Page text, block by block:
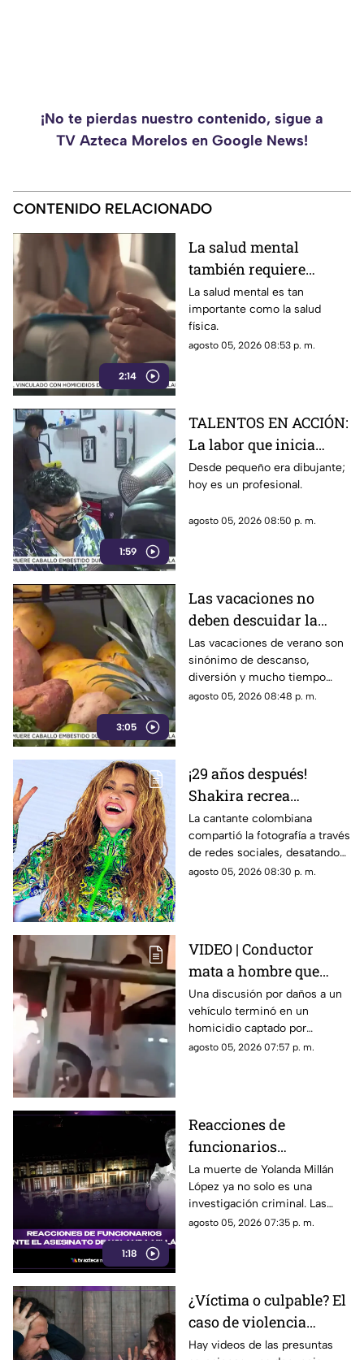
¡No te pierdas nuestro contenido, sigue a
TV Azteca Morelos en Google News!
CONTENIDO RELACIONADO
2:14
La salud mental
también requiere
atención
La salud mental es tan
importante como la salud
física.
agosto 05, 2026 08:53 p. m.
1:59
TALENTOS EN ACCIÓN:
La labor que inicia
desde la creatividad
Desde pequeño era dibujante;
hoy es un profesional.
agosto 05, 2026 08:50 p. m.
3:05
Las vacaciones no
deben descuidar la
alimentación infantil
Las vacaciones de verano son
sinónimo de descanso,
diversión y mucho tiempo
libre.
agosto 05, 2026 08:48 p. m.
¡29 años después!
Shakira recrea
ICÓNICO meme; esta es
la historia de la
fotografía
La cantante colombiana
compartió la fotografía a través
de redes sociales, desatando
cientos de comentarios.
agosto 05, 2026 08:30 p. m.
VIDEO | Conductor
mata a hombre que
rompió su espejo
retrovisor
Una discusión por daños a un
vehículo terminó en un
homicidio captado por
testigos.
agosto 05, 2026 07:57 p. m.
1:18
Reacciones de
funcionarios
Morelenses ante el
asesinato de Yolanda
Millán, ayudante
municipal de
La muerte de Yolanda Millán
López ya no solo es una
investigación criminal. Las
reacciones continúan
fuertes. ¿Qué dijeron las
autoridades y qué sigue en el
caso?
agosto 05, 2026 07:35 p. m.
¿Víctima o culpable? El
caso de violencia
contra los hombres en
Hay videos de las presuntas